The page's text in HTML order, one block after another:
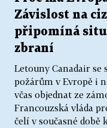
Závislost na
připomíná
zbraní
Letouny Canadair
požárům v Evropě i
včas objednat ze
Francouzská vláda
čelí v současné době